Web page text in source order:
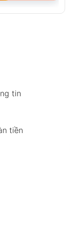
tin
tiền